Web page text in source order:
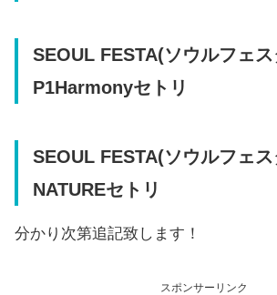
SEOUL FESTA(ソウルフェ
P1Harmonyセトリ
SEOUL FESTA(ソウルフェ
NATUREセトリ
分かり次第追記致します！
スポンサーリンク